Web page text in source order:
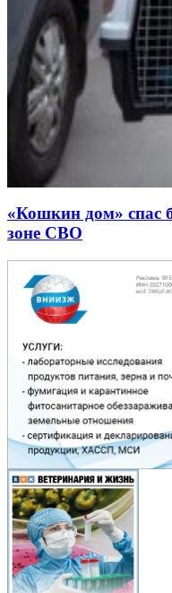
«Кошкин дом» спас
зоне СВО